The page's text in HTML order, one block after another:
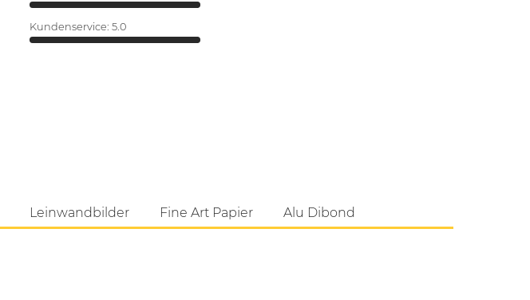
Kundenservice: 5.0
Leinwandbilder Fine Art Papier Alu Dibond